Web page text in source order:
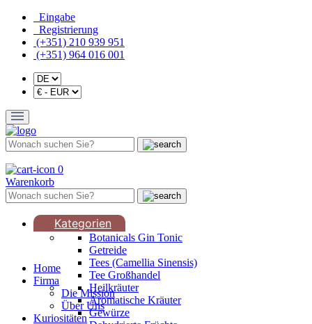
Eingabe
Registrierung
(+351) 210 939 951
(+351) 964 016 001
0
Warenkorb
Kategorien
Botanicals Gin Tonic
Getreide
Tees (Camellia Sinensis)
Tee Großhandel
Heilkräuter
Aromatische Kräuter
Gewürze
Home
Firma
Die Mission
Über Uns
Kuriositäten